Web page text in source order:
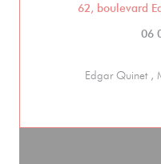
62, boulevard
06
Edgar Quinet ,